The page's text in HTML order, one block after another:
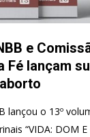
e
Fé lançam
lançou o 13º
“VIDA: DOM